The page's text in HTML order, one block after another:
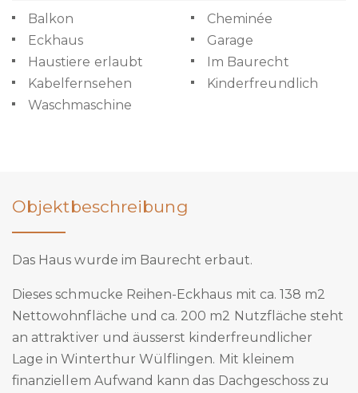
Balkon
Cheminée
Eckhaus
Garage
Haustiere erlaubt
Im Baurecht
Kabelfernsehen
Kinderfreundlich
Waschmaschine
Objektbeschreibung
Das Haus wurde im Baurecht erbaut.
Dieses schmucke Reihen-Eckhaus mit ca. 138 m2
Nettowohnfläche und ca. 200 m2 Nutzfläche steht
an attraktiver und äusserst kinderfreundlicher
Lage in Winterthur Wülflingen. Mit kleinem
finanziellem Aufwand kann das Dachgeschoss zu